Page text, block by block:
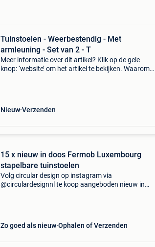
Tuinstoelen - Weerbestendig - Met
armleuning - Set van 2 - T
Meer informatie over dit artikel? Klik op de gele
knop: ‘website’ om het artikel te bekijken. Waarom
Nieuw Verzenden
15 x nieuw in doos Fermob Luxembourg
stapelbare tuinstoelen
Volg circular design op instagram via
@circulardesignnl te koop aangeboden nieuw in
Zo goed als nieuw Ophalen of Verzenden